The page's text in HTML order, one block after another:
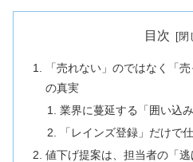
目次
「売れない」のではなく「
の真実
業界に蔓延する「囲い込
「レインズ登録」だけで
値下げ提案は、担当者の「